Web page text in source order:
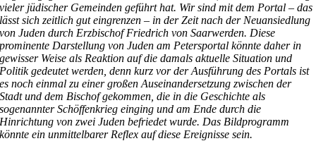
vieler jüdischer Gemeinden geführt hat. Wir sind mit dem Portal – das
lässt sich zeitlich gut eingrenzen – in der Zeit nach der Neuansiedlung
von Juden durch Erzbischof Friedrich von Saarwerden. Diese
prominente Darstellung von Juden am Petersportal könnte daher in
gewisser Weise als Reaktion auf die damals aktuelle Situation und
Politik gedeutet werden, denn kurz vor der Ausführung des Portals ist
es noch einmal zu einer großen Auseinandersetzung zwischen der
Stadt und dem Bischof gekommen, die in die Geschichte als
sogenannter Schöffenkrieg einging und am Ende durch die
Hinrichtung von zwei Juden befriedet wurde. Das Bildprogramm
könnte ein unmittelbarer Reflex auf diese Ereignisse sein.